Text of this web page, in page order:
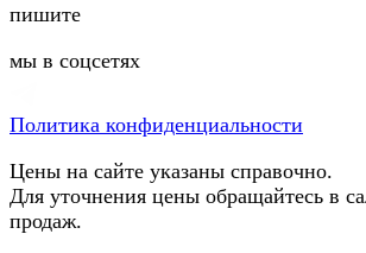
пишите
мы в соцсетях
Политика конфиденциальности
Цены на сайте указаны справочно.
Для уточнения цены обращайтесь в
продаж.